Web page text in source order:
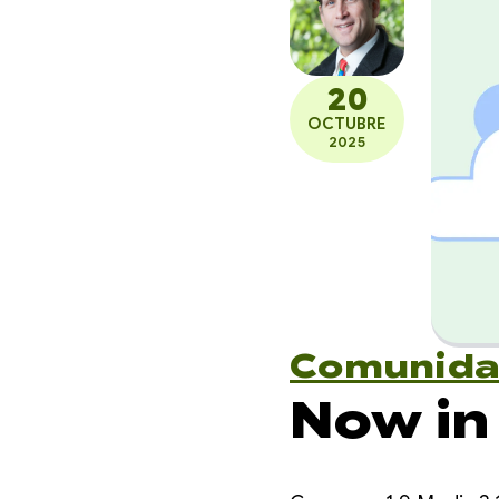
20
OCTUBRE
2025
Now